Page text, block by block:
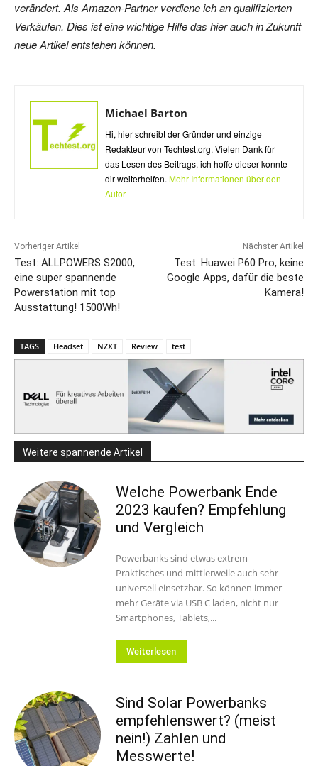
verändert. Als Amazon-Partner verdiene ich an qualifizierten
Verkäufen. Dies ist eine wichtige Hilfe das hier auch in Zukunft
neue Artikel entstehen können.
Michael Barton
Hi, hier schreibt der Gründer und einzige
Redakteur von Techtest.org. Vielen Dank für
das Lesen des Beitrags, ich hoffe dieser konnte
dir weiterhelfen. Mehr Informationen über den
Autor
Vorheriger Artikel
Test: ALLPOWERS S2000,
eine super spannende
Powerstation mit top
Ausstattung! 1500Wh!
Nächster Artikel
Test: Huawei P60 Pro, keine
Google Apps, dafür die beste
Kamera!
TAGS Headset NZXT Review test
Weitere spannende Artikel
Welche Powerbank Ende
2023 kaufen? Empfehlung
und Vergleich
Powerbanks sind etwas extrem
Praktisches und mittlerweile auch sehr
universell einsetzbar. So können immer
mehr Geräte via USB C laden, nicht nur
Smartphones, Tablets,...
Weiterlesen
Sind Solar Powerbanks
empfehlenswert? (meist
nein!) Zahlen und
Messwerte!